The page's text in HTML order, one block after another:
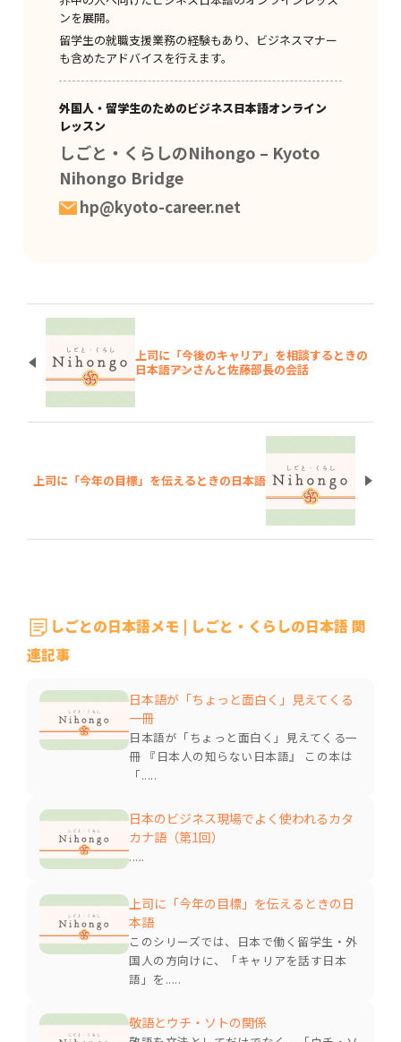
ンを展開。
留学生の就職支援業務の経験もあり、ビジネスマナー
も含めたアドバイスを行えます。
外国人・留学生のためのビジネス日本語オンライン
レッスン
しごと・くらしのNihongo – Kyoto
Nihongo Bridge
hp@kyoto-career.net
上司に「今後のキャリア」を相談するときの
日本語――アンさんと佐藤部長の会話
上司に「今年の目標」を伝えるときの日本語
しごとの日本語メモ | しごと・くらしの日本語 関
連記事
日本語が「ちょっと面白く」見えてくる
一冊
日本語が「ちょっと面白く」見えてくる一
冊 『日本人の知らない日本語』 この本は
「.....
日本のビジネス現場でよく使われるカタ
カナ語（第1回）
.....
上司に「今年の目標」を伝えるときの日
本語
このシリーズでは、日本で働く留学生・外
国人の方向けに、「キャリアを話す日本
語」を.....
敬語とウチ・ソトの関係